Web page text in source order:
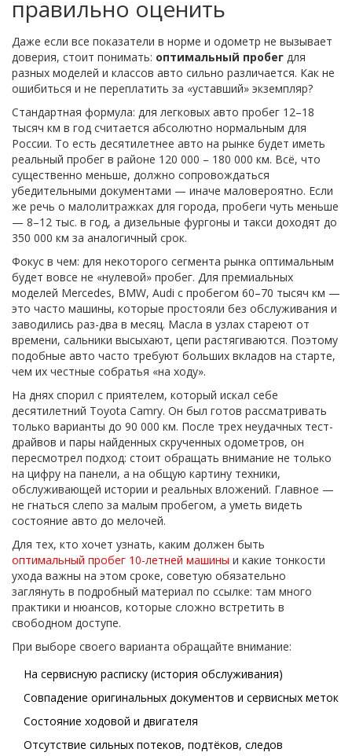
правильно оценить
Даже если все показатели в норме и одометр не вызывает
доверия, стоит понимать: оптимальный пробег для
разных моделей и классов авто сильно различается. Как не
ошибиться и не переплатить за «уставший» экземпляр?
Стандартная формула: для легковых авто пробег 12–18
тысяч км в год считается абсолютно нормальным для
России. То есть десятилетнее авто на рынке будет иметь
реальный пробег в районе 120 000 – 180 000 км. Всё, что
существенно меньше, должно сопровождаться
убедительными документами — иначе маловероятно. Если
же речь о малолитражках для города, пробеги чуть меньше
— 8–12 тыс. в год, а дизельные фургоны и такси доходят до
350 000 км за аналогичный срок.
Фокус в чем: для некоторого сегмента рынка оптимальным
будет вовсе не «нулевой» пробег. Для премиальных
моделей Mercedes, BMW, Audi с пробегом 60–70 тысяч км —
это часто машины, которые простояли без обслуживания и
заводились раз-два в месяц. Масла в узлах стареют от
времени, сальники высыхают, цепи растягиваются. Поэтому
подобные авто часто требуют больших вкладов на старте,
чем их честные собратья «на ходу».
На днях спорил с приятелем, который искал себе
десятилетний Toyota Camry. Он был готов рассматривать
только варианты до 90 000 км. После трех неудачных тест-
драйвов и пары найденных скрученных одометров, он
пересмотрел подход: стоит обращать внимание не только
на цифру на панели, а на общую картину техники,
обслуживающей истории и реальных вложений. Главное —
не гнаться слепо за малым пробегом, а уметь видеть
состояние авто до мелочей.
Для тех, кто хочет узнать, каким должен быть
оптимальный пробег 10-летней машины и какие тонкости
ухода важны на этом сроке, советую обязательно
заглянуть в подробный материал по ссылке: там много
практики и нюансов, которые сложно встретить в
свободном доступе.
При выборе своего варианта обращайте внимание:
На сервисную расписку (история обслуживания)
Совпадение оригинальных документов и сервисных меток
Состояние ходовой и двигателя
Отсутствие сильных потеков, подтёков, следов